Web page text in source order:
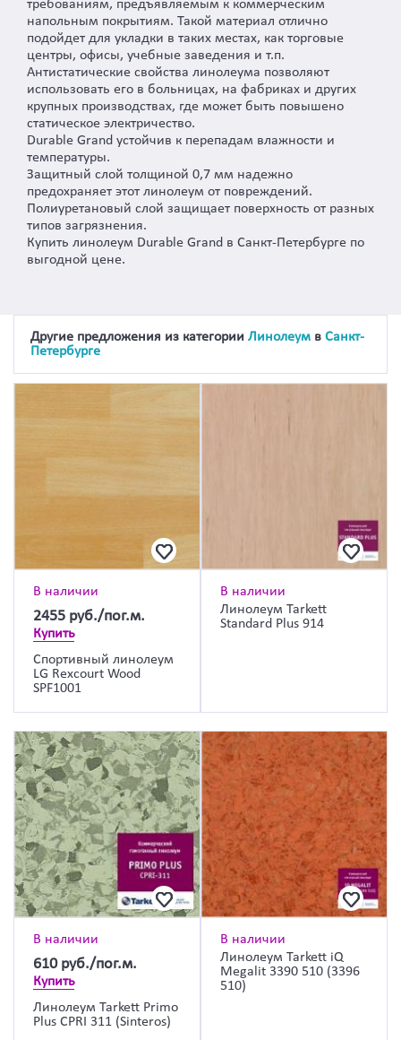
требованиям, предъявляемым к коммерческим
напольным покрытиям. Такой материал отлично
подойдет для укладки в таких местах, как торговые
центры, офисы, учебные заведения и т.п.
Антистатические свойства линолеума позволяют
использовать его в больницах, на фабриках и других
крупных производствах, где может быть повышено
статическое электричество.
Durable Grand устойчив к перепадам влажности и
температуры.
Защитный слой толщиной 0,7 мм надежно
предохраняет этот линолеум от повреждений.
Полиуретановый слой защищает поверхность от разных
типов загрязнения.
Купить линолеум Durable Grand в Санкт-Петербурге по
выгодной цене.
Другие предложения из категории Линолеум в Санкт-
Петербурге
В наличии
2455 руб./пог.м.
Купить
Спортивный линолеум
LG Rexcourt Wood
SPF1001
В наличии
Линолеум Tarkett
Standard Plus 914
В наличии
610 руб./пог.м.
Купить
Линолеум Tarkett Primo
Plus CPRI 311 (Sinteros)
В наличии
Линолеум Tarkett iQ
Megalit 3390 510 (3396
510)